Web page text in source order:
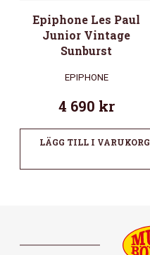
Epiphone Les Paul
Junior Vintage
Sunburst
EPIPHONE
4 690 kr
LÄGG TILL I VARUKORG